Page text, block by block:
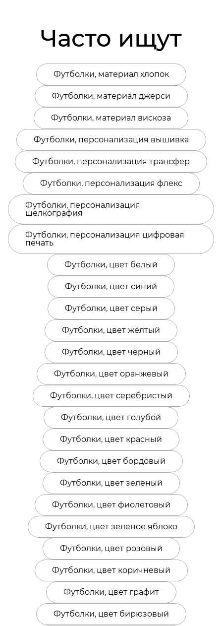
Часто ищут
Футболки, материал хлопок
Футболки, материал джерси
Футболки, материал вискоза
Футболки, персонализация вышивка
Футболки, персонализация трансфер
Футболки, персонализация флекс
Футболки, персонализация
шелкография
Футболки, персонализация цифровая
печать
Футболки, цвет белый
Футболки, цвет синий
Футболки, цвет серый
Футболки, цвет жёлтый
Футболки, цвет чёрный
Футболки, цвет оранжевый
Футболки, цвет серебристый
Футболки, цвет голубой
Футболки, цвет красный
Футболки, цвет бордовый
Футболки, цвет зеленый
Футболки, цвет фиолетовый
Футболки, цвет зеленое яблоко
Футболки, цвет розовый
Футболки, цвет коричневый
Футболки, цвет графит
Футболки, цвет бирюзовый